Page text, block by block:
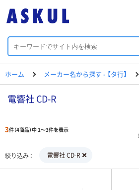
ホーム メーカー名から探す - 【タ行】
電響社 CD-R
3件（4商品）中 1～3件を表示
絞り込み 電響社 CD-R